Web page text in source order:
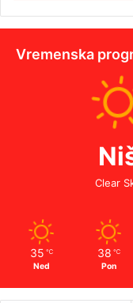
Vremenska
Clear
35 ℃
Ned
38 ℃
Pon